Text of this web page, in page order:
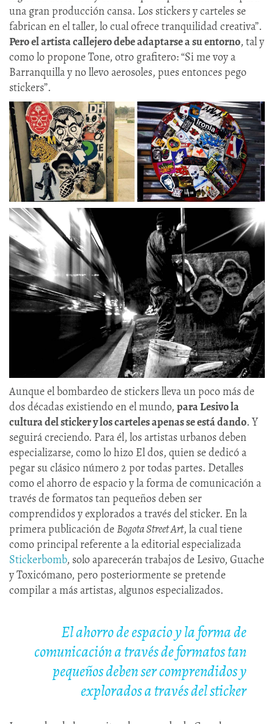
una gran producción cansa. Los stickers y carteles se
fabrican en el taller, lo cual ofrece tranquilidad creativa”.
Pero el artista callejero debe adaptarse a su entorno, tal y
como lo propone Tone, otro grafitero: “Si me voy a
Barranquilla y no llevo aerosoles, pues entonces pego
stickers”.
Aunque el bombardeo de stickers lleva un poco más de
dos décadas existiendo en el mundo, para Lesivo la
cultura del sticker y los carteles apenas se está dando. Y
seguirá creciendo. Para él, los artistas urbanos deben
especializarse, como lo hizo El dos, quien se dedicó a
pegar su clásico número 2 por todas partes. Detalles
como el ahorro de espacio y la forma de comunicación a
través de formatos tan pequeños deben ser
comprendidos y explorados a través del sticker. En la
primera publicación deBogota Street Art, la cual tiene
como principal referente a la editorial especializada
Stickerbomb, solo aparecerán trabajos de Lesivo, Guache
y Toxicómano, pero posteriormente se pretende
compilar a más artistas, algunos especializados.
El ahorro de espacio y la forma de
comunicación a través de formatos tan
pequeños deben ser comprendidos y
explorados a través del sticker